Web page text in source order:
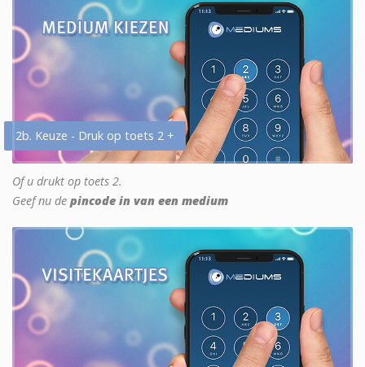
2b. Keuze - Druk op toets 2 +
Of u drukt op toets 2.
Geef nu de pincode in van een medium